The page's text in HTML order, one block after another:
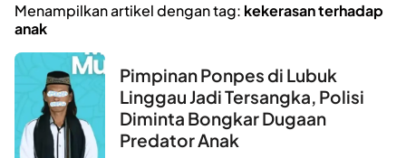
Menampilkan artikel dengan tag: kekerasan terhadap
anak
Pimpinan Ponpes di Lubuk
Linggau Jadi Tersangka, Polisi
Diminta Bongkar Dugaan
Predator Anak